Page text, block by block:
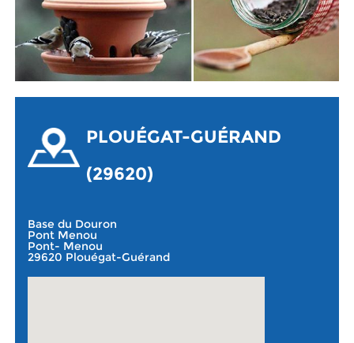
PLOUÉGAT-GUÉRAND
(29620)
Base du Douron
Pont Menou
Pont- Menou
29620 Plouégat-Guérand